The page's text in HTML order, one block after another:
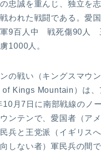
忠誠を重んじ、独立を
われた戦闘である。愛
9百人中 戦死傷90人
1000人。
の戦い（キングスマウ
of Kings Mountain）は、
月7日に南部戦線のノ
ンテンで、愛国者（ア
兵と王党派（イギリス
しない者）軍民兵の間